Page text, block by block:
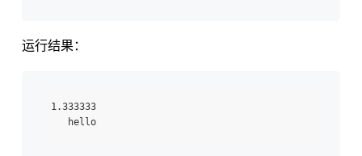
运行结果：
1.333333
hello